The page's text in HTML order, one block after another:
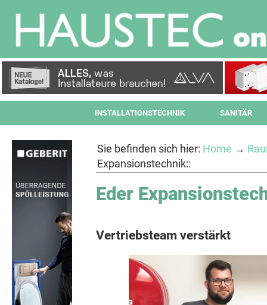
INSTALLATIONSTECHNIK SANITÄR
Sie befinden sich hier: Home →
Expansionstechnik::
Eder
Vertriebsteam verstärkt